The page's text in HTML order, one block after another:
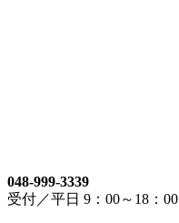
048-999-3339
受付／平日 9：00～18：00